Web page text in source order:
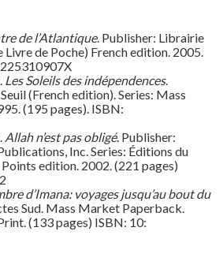
de l’Atlantique. Publisher: Librairie
Livre de Poche) French edition. 2005.
Les Soleils des indépendences.
(French edition). Series: Mass
(195 pages). ISBN:
Allah n’est pas obligé. Publisher:
Inc. Series: Éditions du
edition. 2002. (221 pages)
d’Imana: voyages jusqu’au bout du
Sud. Mass Market Paperback.
(133 pages) ISBN: 10: